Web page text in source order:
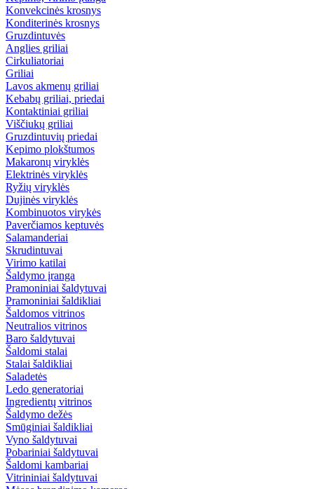
Konvekcinės krosnys
Konditerinės krosnys
Gruzdintuvės
Anglies griliai
Cirkuliatoriai
Griliai
Lavos akmenų griliai
Kebabų griliai, priedai
Kontaktiniai griliai
Viščiukų griliai
Gruzdintuvių priedai
Kepimo plokštumos
Makaronų viryklės
Elektrinės viryklės
Ryžių viryklės
Dujinės viryklės
Kombinuotos virykės
Paverčiamos keptuvės
Salamanderiai
Skrudintuvai
Virimo katilai
Šaldymo įranga
Pramoniniai šaldytuvai
Pramoniniai šaldikliai
Šaldomos vitrinos
Neutralios vitrinos
Baro šaldytuvai
Šaldomi stalai
Stalai šaldikliai
Saladetės
Ledo generatoriai
Ingredientų vitrinos
Šaldymo dežės
Smūginiai šaldikliai
Vyno šaldytuvai
Pobariniai šaldytuvai
Šaldomi kambariai
Vitrininiai šaldytuvai